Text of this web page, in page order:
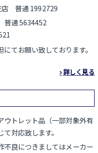
普通 1992729
通 5634452
てお願い致しております。
詳しく見る
ウトレット品（一部対象外有
対応致します。
不良につきましてはメーカー